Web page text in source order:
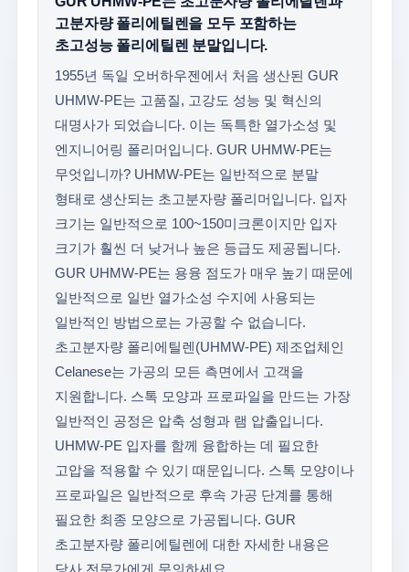
고분자량 폴리에틸렌을 모두 포함하는
초고성능 폴리에틸렌 분말입니다.
1955년 독일 오버하우젠에서 처음 생산된 GUR
UHMW-PE는 고품질, 고강도 성능 및 혁신의
대명사가 되었습니다. 이는 독특한 열가소성 및
엔지니어링 폴리머입니다. GUR UHMW-PE는
무엇입니까? UHMW-PE는 일반적으로 분말
형태로 생산되는 초고분자량 폴리머입니다. 입자
크기는 일반적으로 100~150미크론이지만 입자
크기가 훨씬 더 낮거나 높은 등급도 제공됩니다.
GUR UHMW-PE는 용융 점도가 매우 높기 때문에
일반적으로 일반 열가소성 수지에 사용되는
일반적인 방법으로는 가공할 수 없습니다.
초고분자량 폴리에틸렌(UHMW-PE) 제조업체인
Celanese는 가공의 모든 측면에서 고객을
지원합니다. 스톡 모양과 프로파일을 만드는 가장
일반적인 공정은 압축 성형과 램 압출입니다.
UHMW-PE 입자를 함께 융합하는 데 필요한
고압을 적용할 수 있기 때문입니다. 스톡 모양이나
프로파일은 일반적으로 후속 가공 단계를 통해
필요한 최종 모양으로 가공됩니다. GUR
초고분자량 폴리에틸렌에 대한 자세한 내용은
당사 전문가에게 문의하세요.